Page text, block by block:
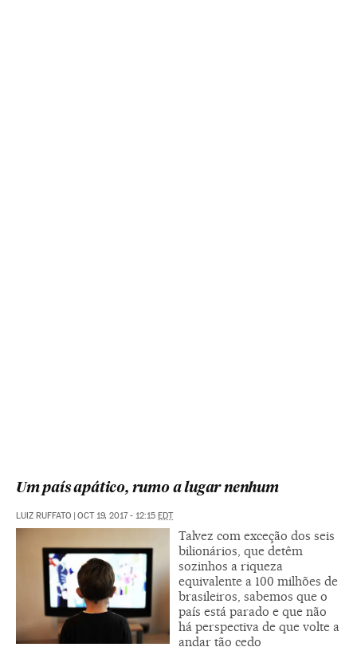
Um país apático, rumo a lugar nenhum
LUIZ RUFFATO | OCT 19, 2017 - 12:15 EDT
Talvez com exceção dos seis
bilionários, que detêm
sozinhos a riqueza
equivalente a 100 milhões de
brasileiros, sabemos que o
país está parado e que não
há perspectiva de que volte a
andar tão cedo